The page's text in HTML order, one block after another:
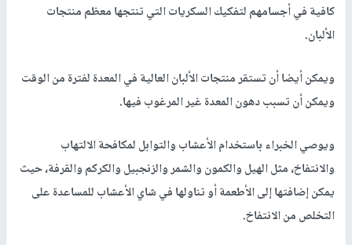
كافية في أجسامهم لتفكيك السكريات التي تنتجها معظم منتجات
الألبان.
ويمكن أيضا أن تستقر منتجات الألبان العالية في المعدة لفترة من الوقت
ويمكن أن تسبب دهون المعدة غير المرغوب فيها.
ويوصي الخبراء باستخدام الأعشاب والتوابل لمكافحة الالتهاب
والانتفاخ، مثل الهيل والكمون والشمر والزنجبيل والكركم والقرفة، حيث
يمكن إضافتها إلى الأطعمة أو تناولها في شاي الأعشاب للمساعدة على
التخلص من الانتفاخ.